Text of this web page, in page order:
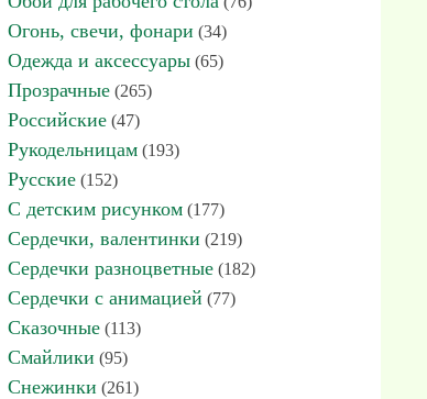
Огонь, свечи, фонари (34)
Одежда и аксессуары (65)
Прозрачные (265)
Российские (47)
Рукодельницам (193)
Русские (152)
С детским рисунком (177)
Сердечки, валентинки (219)
Сердечки разноцветные (182)
Сердечки с анимацией (77)
Сказочные (113)
Смайлики (95)
Снежинки (261)